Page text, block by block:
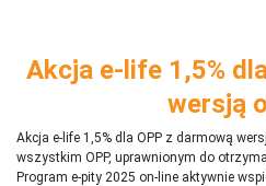
Akcja e-life 1,5%
wersją
Akcja e-life 1,5% dla OPP z darmową
wszystkim OPP, uprawnionym do
Program e-pity 2025 on-line aktywnie